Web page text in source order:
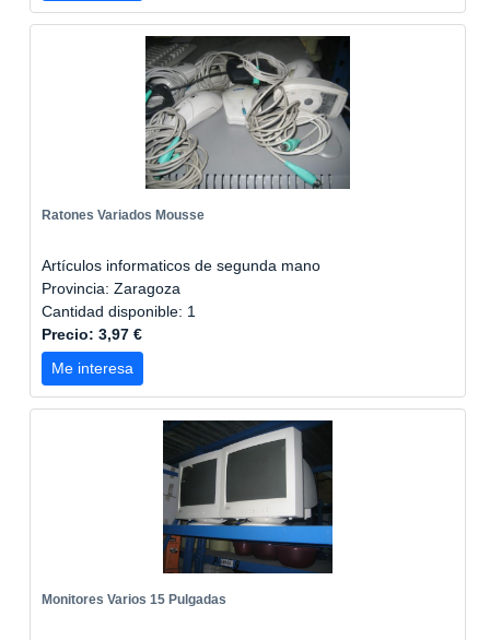
Ratones Variados Mousse
Artículos informaticos de segunda mano
Provincia: Zaragoza
Cantidad disponible: 1
Precio: 3,97 €
Me interesa
Monitores Varios 15 Pulgadas